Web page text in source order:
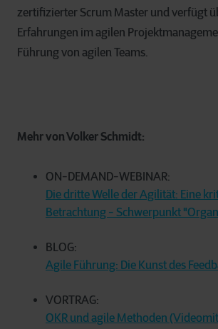
zertifizierter Scrum Master und verfügt
Erfahrungen im agilen
Führung von agilen Teams.
Mehr von Volker Schmidt:
ON-DEMAND-WEBINAR:
Die dritte Welle der Agilität: Eine
Betrachtung - Schwerpunkt
BLOG:
Agile Führung: Die Kunst des
VORTRAG:
OKR und agile Methoden